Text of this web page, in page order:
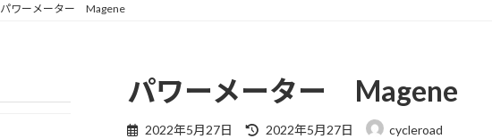
パワーメーター Magene
パワーメーター Magene
2022年5月27日
最
2022年5月27日 cycleroad